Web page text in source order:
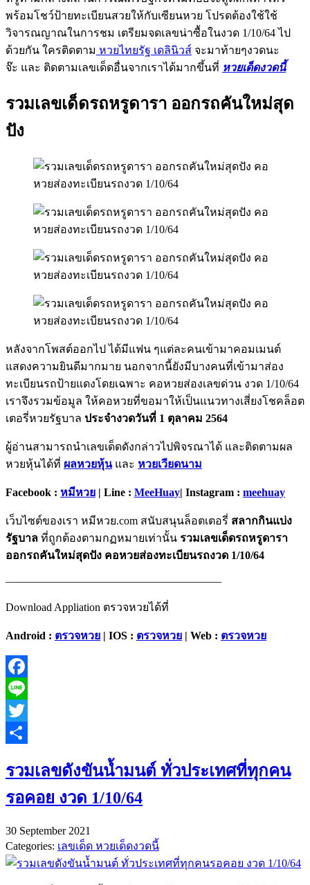
พร้อมโชว์ป้ายทะเบียนสวยให้กับเซียนหวย โปรดต้องใช้ใช้
วิจารณญาณในการชม เตรียมจดเลขน่าซื้อในงวด 1/10/64 ไป
ด้วยกัน ใครติดตาม หวยไทยรัฐ เดลินิวส์ จะมาท้ายๆงวดนะ
จ๊ะ และ ติดตามเลขเด็ดอื่นจากเราได้มากขึ้นที่ หวยเด็ดงวดนี้
รวมเลขเด็ดรถหรูดารา ออกรถคันใหม่สุด
ปัง
หลังจากโพสต์ออกไป ได้มีแฟน ๆแต่ละคนเข้ามาคอมเมนต์
แสดงความยินดีมากมาย นอกจากนี้ยังมีบางคนที่เข้ามาส่อง
ทะเบียนรถป้ายแดงโดยเฉพาะ คอหวยส่องเลขด่วน งวด 1/10/64
เราจึงรวมข้อมูล ให้คอหวยที่ขอมาให้เป็นแนวทางเสี่ยงโชคล็อต
เตอรี่หวยรัฐบาล ประจำงวดวันที่ 1 ตุลาคม 2564
ผู้อ่านสามารถนำเลขเด็ดดังกล่าวไปพิจรณาได้ และติดตามผล
หวยหุ้นได้ที่ ผลหวยหุ้นและ หวยเวียดนาม
Facebook : หมีหวย | Line : MeeHuay| Instagram : meehuay
เว็บไซต์ของเรา หมีหวย.com สนับสนุนล็อตเตอรี่ สลากกินแบ่ง
รัฐบาล ที่ถูกต้องตามกฏหมายเท่านั้น รวมเลขเด็ดรถหรูดารา
ออกรถคันใหม่สุดปัง คอหวยส่องทะเบียนรถงวด 1/10/64
———————————————————–
Download Appliation ตรวจหวยได้ที่
Android : ตรวจหวย | IOS : ตรวจหวย | Web : ตรวจหวย
Facebook
Line
Twitter
รวมเลขดังขันน้ำมนต์ ทั่วประเทศที่ทุกคน
รอคอย งวด 1/10/64
30 September 2021
Categories: เลขเด็ด หวยเด็ดงวดนี้